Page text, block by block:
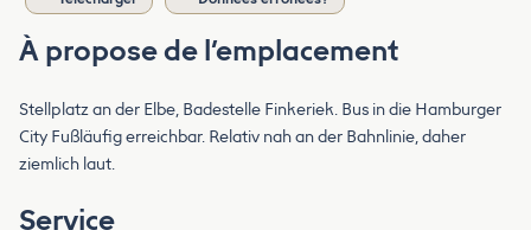
À propose de l’emplacement
Stellplatz an der Elbe, Badestelle Finkeriek. Bus in die Hamburger
City Fußläufig erreichbar. Relativ nah an der Bahnlinie, daher
ziemlich laut.
Service